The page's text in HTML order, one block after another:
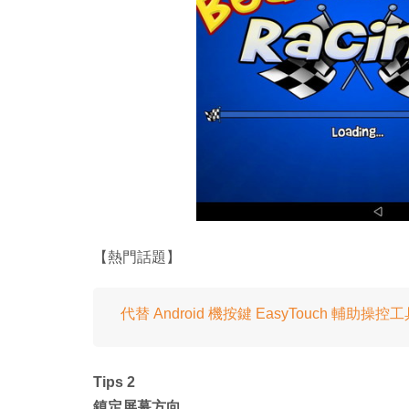
【熱門話題】
代替 Android 機按鍵 EasyTouch 輔助操控工
Tips 2